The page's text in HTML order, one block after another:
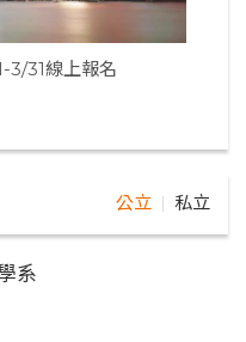
3/31線上報名
公立 私立
系